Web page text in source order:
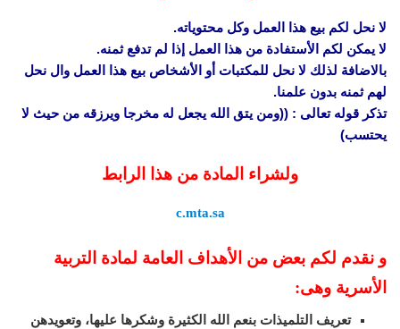
لا نحل لكم بيع هذا العمل وكل محتوياته.
لا يمكن لكم الأستفادة من هذا العمل إذا لم تدفع ثمنه.
بالاضافة لذلك لا نحل للمكتبات أو الأشخاص بيع هذا العمل وال نحل
لهم ثمنه بدون علمنا.
تذكر قوله تعالى : ((ومن يتق الله يجعل له مخرجا ويرزقه من حيث لا
يحتسب)
ولشراء المادة من هذا الرابط
c.mta.sa
و نقدم لكم بعض من الأهداف العامة لمادة التربية
الأسرية وهى:
تعريف التلميذات بنعم الله الكثيرة وشكرها عليها، وتعويدهن